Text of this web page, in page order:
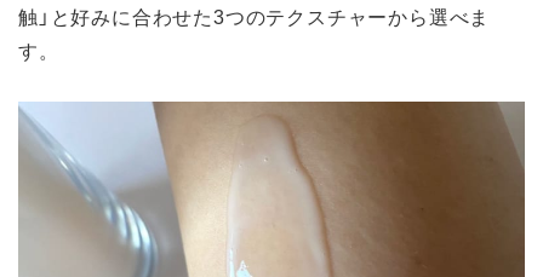
触」と好みに合わせた3つのテクスチャーから選べま
す。